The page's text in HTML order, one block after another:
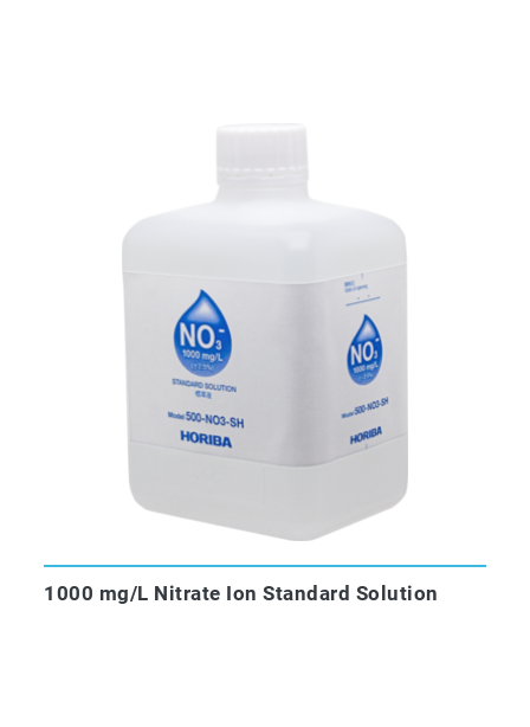
1000 mg/L Nitrate Ion Standard Solution